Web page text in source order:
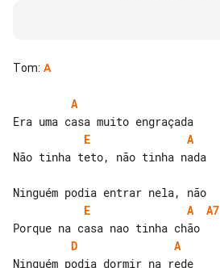
Tom: A
A
E
A
Não tinha teto, não tinha nada
E
A
A7
D
A